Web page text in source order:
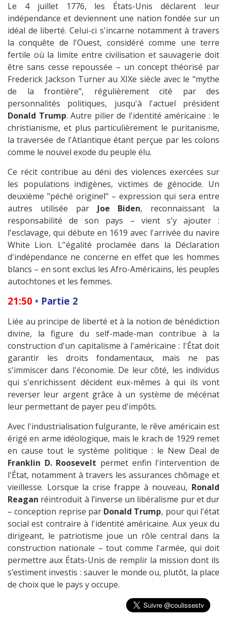
Le 4 juillet 1776, les États-Unis déclarent leur
indépendance et deviennent une nation fondée sur un
idéal de liberté. Celui-ci s'incarne notamment à travers
la conquête de l'Ouest, considéré comme une terre
fertile où la limite entre civilisation et sauvagerie doit
être sans cesse repoussée – un concept théorisé par
Frederick Jackson Turner au XIXe siècle avec le "mythe
de la frontière", régulièrement cité par des
personnalités politiques, jusqu'à l'actuel président
Donald Trump. Autre pilier de l'identité américaine : le
christianisme, et plus particulièrement le puritanisme,
la traversée de l'Atlantique étant perçue par les colons
comme le nouvel exode du peuple élu.
Ce récit contribue au déni des violences exercées sur
les populations indigènes, victimes de génocide. Un
deuxième "péché originel" – expression qui sera entre
autres utilisée par Joe Biden, reconnaissant la
responsabilité de son pays – vient s'y ajouter :
l'esclavage, qui débute en 1619 avec l'arrivée du navire
White Lion. L’'égalité proclamée dans la Déclaration
d'indépendance ne concerne en effet que les hommes
blancs – en sont exclus les Afro-Américains, les peuples
autochtones et les femmes.
21:50 • Partie 2
Liée au principe de liberté et à la notion de bénédiction
divine, la figure du self-made-man contribue à la
construction d'un capitalisme à l'américaine : l'État doit
garantir les droits fondamentaux, mais ne pas
s'immiscer dans l'économie. De leur côté, les individus
qui s'enrichissent décident eux-mêmes à qui ils vont
reverser leur argent grâce à un système de mécénat
leur permettant de payer peu d'impôts.
Avec l'industrialisation fulgurante, le rêve américain est
érigé en arme idéologique, mais le krach de 1929 remet
en cause tout le système politique : le New Deal de
Franklin D. Roosevelt permet enfin l'intervention de
l'État, notamment à travers les assurances chômage et
vieillesse. Lorsque la crise frappe à nouveau, Ronald
Reagan réintroduit à l’inverse un libéralisme pur et dur
– conception reprise par Donald Trump, pour qui l'état
social est contraire à l'identité américaine. Aux yeux du
dirigeant, le patriotisme joue un rôle central dans la
construction nationale – tout comme l'armée, qui doit
permettre aux États-Unis de remplir la mission dont ils
s’estiment investis : sauver le monde ou, plutôt, la place
de choix que le pays y occupe.